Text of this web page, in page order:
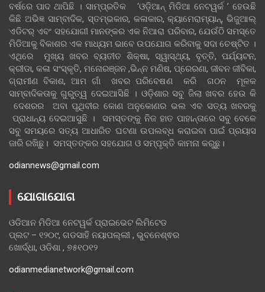
ବର୍ଷରେ ପାଦ ଥାପିଛି । ସାମ୍ପ୍ରତିକ ‘ଓଡ଼ିଆନ୍‍ ମିଡିଆ ନେଟୱର୍କ ’ ହେଉଛି
କିଛି ଅଭିଜ୍ଞ ସାମ୍ବାଦିକ, ସ୍ତମ୍ଭକାର, କଳାକାର, କ୍ୟାମେରାମ୍ୟାନ୍, ଭିଜୁଆଲ୍
ଏଡିଟର୍ ଏବଂ ସହଯୋଗୀ ମାନଙ୍କର ଏକ ନିଆରା ପରିବାର, ଯେଉଁଠି ସମସ୍ତେ
ମିଡିଆକୁ ବିକାଶର ଏକ ମାଧ୍ୟମ ଭାବେ ଉପଯୋଗ କରିବାକୁ ସଦା ଚେଷ୍ଟିତ ।
ଏଥିରେ ମୁଖ୍ୟ ଖବର ବ୍ୟତୀତ ଶିକ୍ଷା, ସ୍ୱାସ୍ଥ୍ୟ, ବୃତ୍ତି, ପର୍ଯ୍ୟଟନ,
କ୍ରୀଡା, କଳା ସଂସ୍କୃତି, ମନୋରଞ୍ଜନ ,ଭିନ୍ନ ମଣିଷ, ପ୍ରେରଣା, ଜୀବନ ଜୀବିକା,
ଗ୍ରାମୀଣ ବିକାଶ, ଆମ ଗାଁ ଖବର ପରିବେଷଣ କରି ଗଠନ ମୂଳକ
ସାମ୍ବାଦିକତାକୁ ଗୁରୁତ୍ୱ ଦେଇଆସିଛି । ଓଡ଼ିଶାର ସବୁ ଜିଲା ଖବର ହେଉ କି
ଦେଶରର ଅବା ପୃଥିବୀର କୋଣ ଅନୁକୋଣର ଭଲ ଏବ ସତ୍ୟ ଖବରକୁ
ପ୍ରାଧାନ୍ୟ ଦେଇଆସୁଛି । ସମସ୍ତଙ୍କୁ ନିଜ ହାତ ପାହାନ୍ତାରେ ସବୁ ବେଳେ
ସବୁ ସମୟରେ ସତ୍ୟ ଆଧାରିତ ଘଟଣା ଉପଲବ୍ଧ କରାଇବା ପାଇଁ ପ୍ରୟାସ
ଜାରି ରଖିଛୁ। ସମସ୍ତଙ୍କର ସହଯୋଗ ଓ ସମ୍ପୃକ୍ତି କାମନା କରୁଛୁ।
odiannews@gmail.com
ଯୋଗାଯୋଗ
ଓଡିଆନ ମିଡିଆ ନେଟୱର୍କ ପ୍ରାଇଭେଟ ଲିମିଟେଡ
ପ୍ଲଟ – ୧୨୦୯, ଗଡସାହି ନୟାପଲ୍ଲୀ , ଭୁବନେଶ୍ଵର
ଖୋର୍ଦ୍ଧା, ଓଡିଶା , ୭୫୧୦୧୨
odianmedianetwork@gmail.com